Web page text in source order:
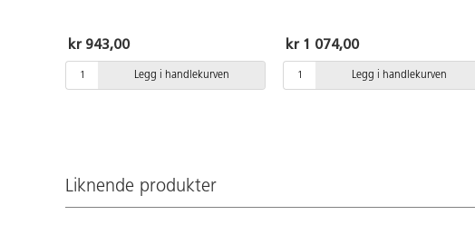
oppbevaring. Stamme av lakkert furu.
Kuler av lakkert gummitre. Inneholder
6 kulepar, 3 av hver farge, en
oppbevaringsveske og instruksjoner.
kr 943,00
Legg i handlekurven
følger med. Av PVC, uten forbudte
ftalater. Fra 3 år.
kr 1 074,00
Legg i handlekurven
Liknende produkter